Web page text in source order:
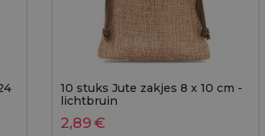
10 stuks Jute zakjes 8 x 10 cm -
lichtbruin
2,89€